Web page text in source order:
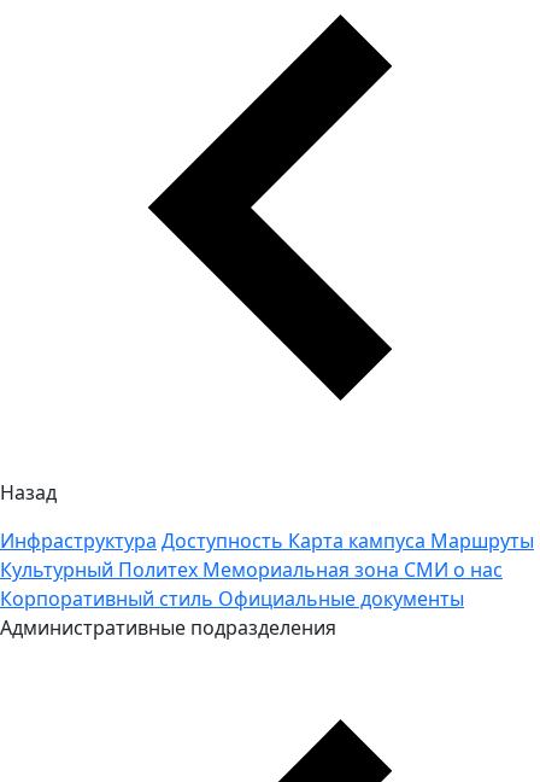
Назад
Инфраструктура Доступность Карта кампуса Маршруты
Культурный Политех Мемориальная зона СМИ о нас
Корпоративный стиль Официальные документы
Административные подразделения